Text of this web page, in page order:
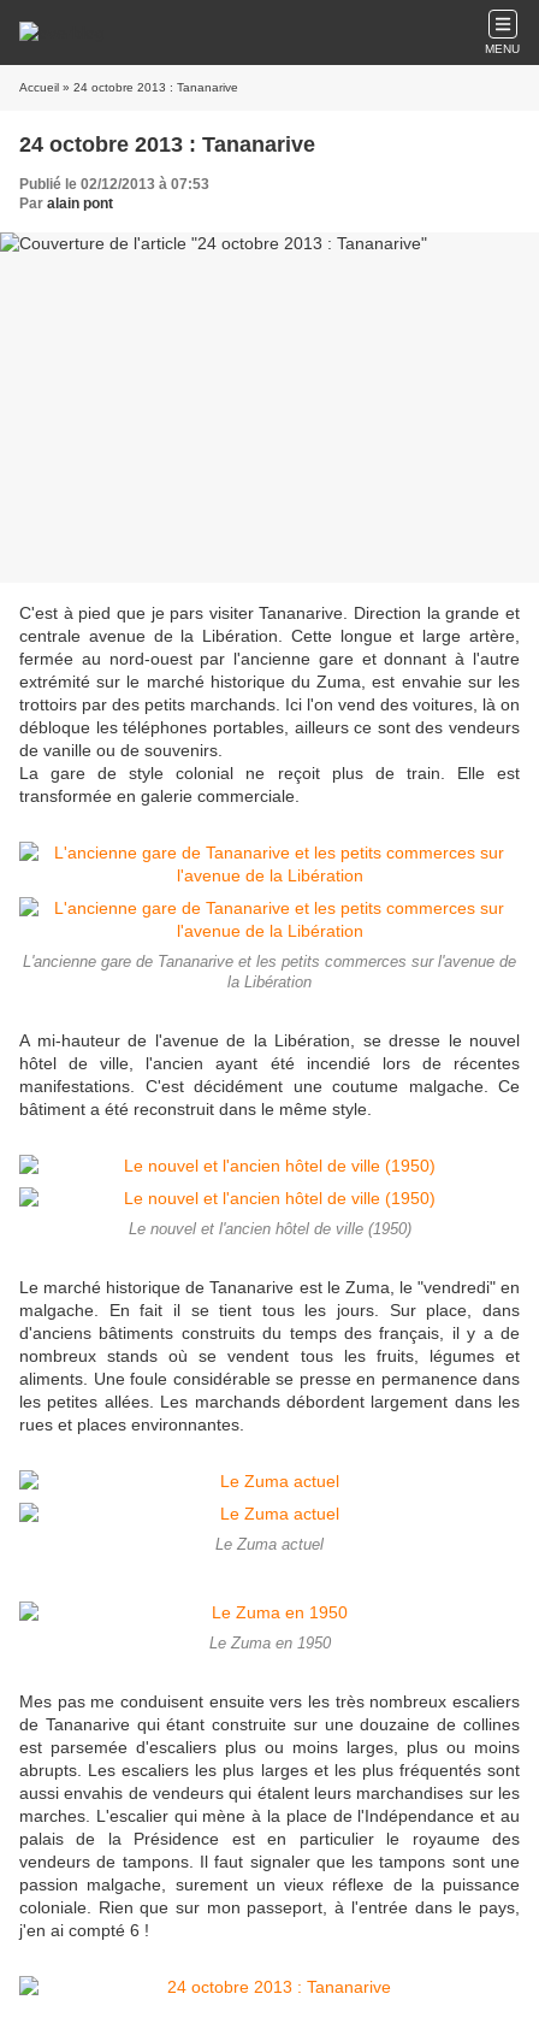
MENU
Accueil » 24 octobre 2013 : Tananarive
24 octobre 2013 : Tananarive
Publié le 02/12/2013 à 07:53
Par alain pont
C'est à pied que je pars visiter Tananarive. Direction la grande et
centrale avenue de la Libération. Cette longue et large artère,
fermée au nord-ouest par l'ancienne gare et donnant à l'autre
extrémité sur le marché historique du Zuma, est envahie sur les
trottoirs par des petits marchands. Ici l'on vend des voitures, là on
débloque les téléphones portables, ailleurs ce sont des vendeurs
de vanille ou de souvenirs.
La gare de style colonial ne reçoit plus de train. Elle est
transformée en galerie commerciale.
L'ancienne gare de Tananarive et les petits commerces sur l'avenue de
la Libération
A mi-hauteur de l'avenue de la Libération, se dresse le nouvel
hôtel de ville, l'ancien ayant été incendié lors de récentes
manifestations. C'est décidément une coutume malgache. Ce
bâtiment a été reconstruit dans le même style.
Le nouvel et l'ancien hôtel de ville (1950)
Le marché historique de Tananarive est le Zuma, le "vendredi" en
malgache. En fait il se tient tous les jours. Sur place, dans
d'anciens bâtiments construits du temps des français, il y a de
nombreux stands où se vendent tous les fruits, légumes et
aliments. Une foule considérable se presse en permanence dans
les petites allées. Les marchands débordent largement dans les
rues et places environnantes.
Le Zuma actuel
Le Zuma en 1950
Mes pas me conduisent ensuite vers les très nombreux escaliers
de Tananarive qui étant construite sur une douzaine de collines
est parsemée d'escaliers plus ou moins larges, plus ou moins
abrupts. Les escaliers les plus larges et les plus fréquentés sont
aussi envahis de vendeurs qui étalent leurs marchandises sur les
marches. L'escalier qui mène à la place de l'Indépendance et au
palais de la Présidence est en particulier le royaume des
vendeurs de tampons. Il faut signaler que les tampons sont une
passion malgache, surement un vieux réflexe de la puissance
coloniale. Rien que sur mon passeport, à l'entrée dans le pays,
j'en ai compté 6 !